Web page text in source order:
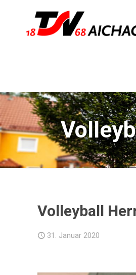
Volleyball
31. Januar 2020